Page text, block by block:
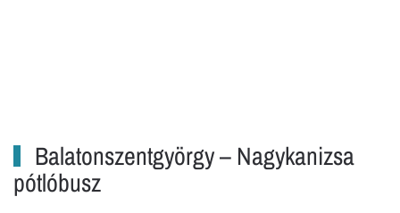
Balatonszentgyörgy – Nagykanizsa
pótlóbusz